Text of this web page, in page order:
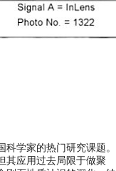
学家的热门研究课题。
其应用过去局限于做聚